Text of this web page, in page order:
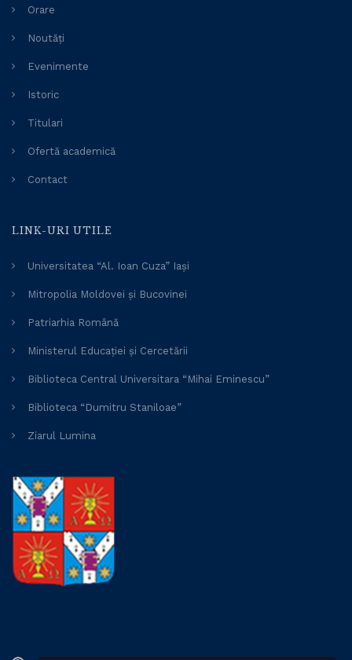
Orare
Noutăți
Evenimente
Istoric
Titulari
Ofertă academică
Contact
LINK-URI UTILE
Universitatea “Al. Ioan Cuza” Iași
Mitropolia Moldovei și Bucovinei
Patriarhia Română
Ministerul Educației și Cercetării
Biblioteca Central Universitara “Mihai Eminescu”
Biblioteca “Dumitru Staniloae”
Ziarul Lumina